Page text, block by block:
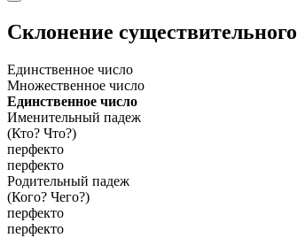
Склонение существительного
Единственное число
Множественное число
Единственное число
Именительный падеж
(Кто? Что?)
перфекто
перфекто
Родительный падеж
(Кого? Чего?)
перфекто
перфекто